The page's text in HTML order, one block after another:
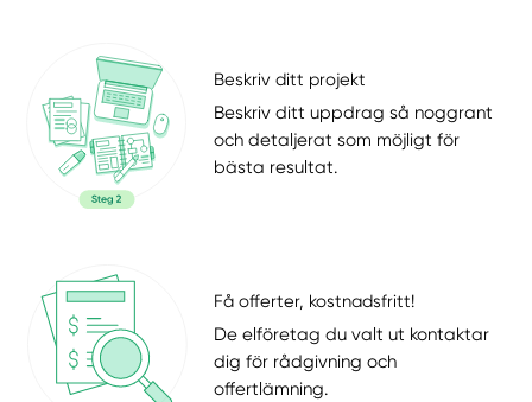
Beskriv ditt projekt
Beskriv ditt uppdrag så noggrant
och detaljerat som möjligt för
bästa resultat.
Få offerter, kostnadsfritt!
De elföretag du valt ut kontaktar
dig för rådgivning och
offertlämning.